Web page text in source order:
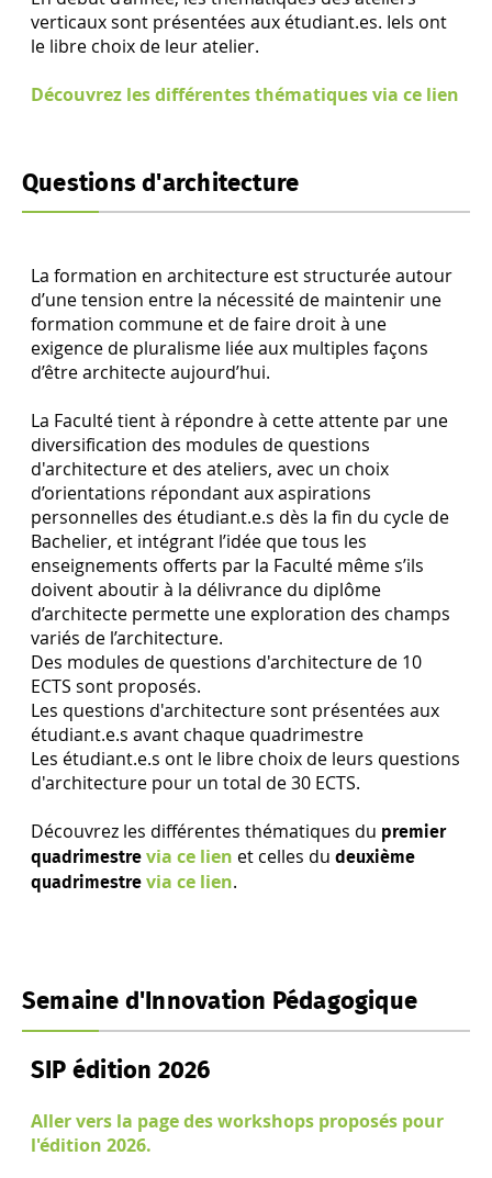
verticaux sont présentées aux étudiant.es. Iels ont
le libre choix de leur atelier.
Découvrez les différentes thématiques via ce lien
Questions d'architecture
La formation en architecture est structurée autour
d’une tension entre la nécessité de maintenir une
formation commune et de faire droit à une
exigence de pluralisme liée aux multiples façons
d’être architecte aujourd’hui.
La Faculté tient à répondre à cette attente par une
diversification des modules de questions
d'architecture et des ateliers, avec un choix
d’orientations répondant aux aspirations
personnelles des étudiant.e.s dès la fin du cycle de
Bachelier, et intégrant l’idée que tous les
enseignements offerts par la Faculté même s’ils
doivent aboutir à la délivrance du diplôme
d’architecte permette une exploration des champs
variés de l’architecture.
Des modules de questions d'architecture de 10
ECTS sont proposés.
Les questions d'architecture sont présentées aux
étudiant.e.s avant chaque quadrimestre
Les étudiant.e.s ont le libre choix de leurs questions
d'architecture pour un total de 30 ECTS.
Découvrez les différentes thématiques du premier
quadrimestre via ce lien et celles du deuxième
quadrimestre via ce lien.
Semaine d'Innovation Pédagogique
SIP édition 2026
Aller vers la page des workshops proposés pour
l'édition 2026.